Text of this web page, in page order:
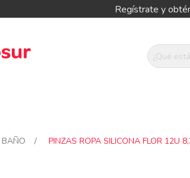
Regístrate y
BAÑO / PINZAS ROPA SILICONA FLOR 12U